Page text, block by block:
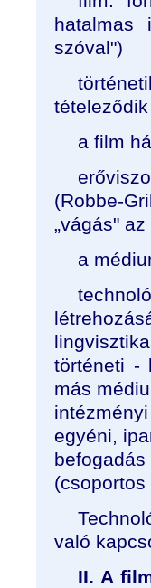
hatalmas
szóval")
tételeződik
a film
(Robbe-
„vágás"
a
történeti -
más
egyéni,
való
II. A